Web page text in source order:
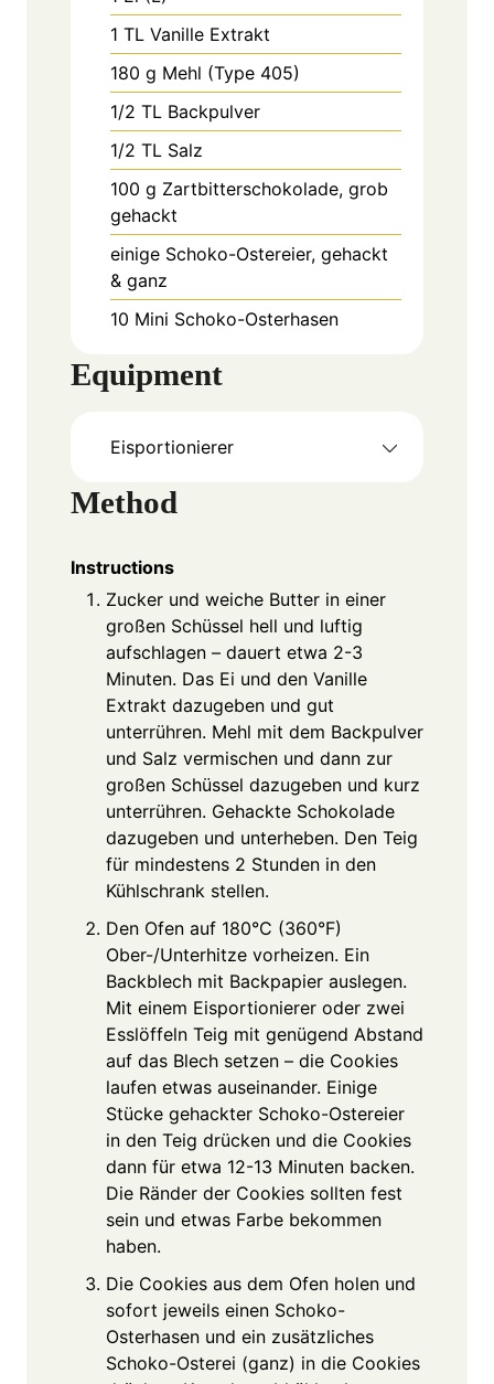
1 TL Vanille Extrakt
180 g Mehl (Type 405)
1/2 TL Backpulver
1/2 TL Salz
100 g Zartbitterschokolade, grob
gehackt
einige Schoko-Ostereier, gehackt
& ganz
10 Mini Schoko-Osterhasen
Equipment
Eisportionierer
Method
Instructions
Zucker und weiche Butter in einer
großen Schüssel hell und luftig
aufschlagen – dauert etwa 2-3
Minuten. Das Ei und den Vanille
Extrakt dazugeben und gut
unterrühren. Mehl mit dem Backpulver
und Salz vermischen und dann zur
großen Schüssel dazugeben und kurz
unterrühren. Gehackte Schokolade
dazugeben und unterheben. Den Teig
für mindestens 2 Stunden in den
Kühlschrank stellen.
Den Ofen auf 180°C (360°F)
Ober-/Unterhitze vorheizen. Ein
Backblech mit Backpapier auslegen.
Mit einem Eisportionierer oder zwei
Esslöffeln Teig mit genügend Abstand
auf das Blech setzen – die Cookies
laufen etwas auseinander. Einige
Stücke gehackter Schoko-Ostereier
in den Teig drücken und die Cookies
dann für etwa 12-13 Minuten backen.
Die Ränder der Cookies sollten fest
sein und etwas Farbe bekommen
haben.
Die Cookies aus dem Ofen holen und
sofort jeweils einen Schoko-
Osterhasen und ein zusätzliches
Schoko-Osterei (ganz) in die Cookies